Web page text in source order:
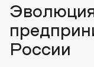
России